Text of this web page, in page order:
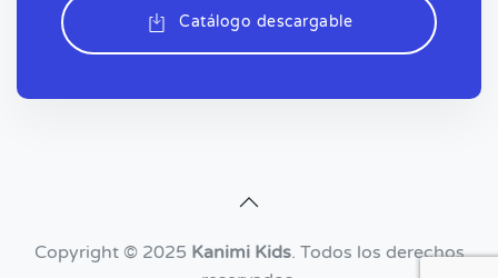
Catálogo descargable
Copyright © 2025 Kanimi Kids. Todos los derechos